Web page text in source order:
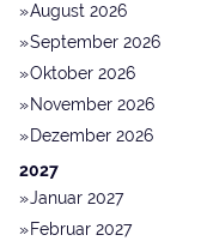
August 2026
September 2026
Oktober 2026
November 2026
Dezember 2026
2027
Januar 2027
Februar 2027